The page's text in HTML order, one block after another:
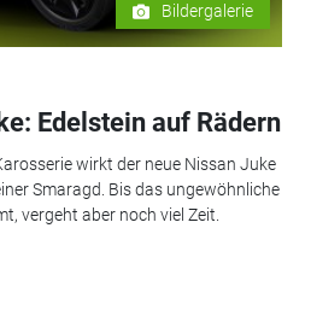
Bildergalerie
Edelstein auf Rädern
wirkt der neue Nissan Juke
Smaragd. Bis das ungewöhnliche
vergeht aber noch viel Zeit.